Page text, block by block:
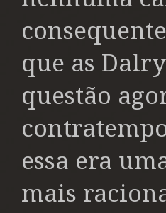
que as
questão
essa era
mais